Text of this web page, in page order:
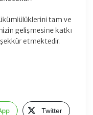
tam ve
gelişmesine katkı
etmektedir.
Twitter